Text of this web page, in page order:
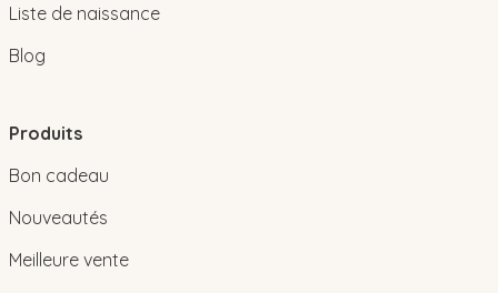
Liste de naissance
Blog
Produits
Bon cadeau
Nouveautés
Meilleure vente